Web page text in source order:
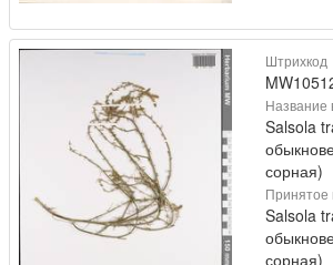
Штрихкод
Название
Salsola
сорная)
Принятое
Salsola
сорная)